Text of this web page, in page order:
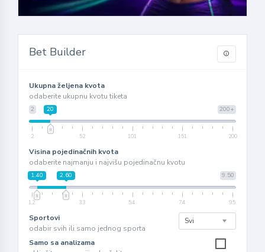
Bet Builder
Ukupna željena kvota
odaberite ukupnu kvotu tiketa
2 200+
20
2 52 101 151 200
Visina pojedinačnih kvota
odaberite najmanju i najvišu pojedinačnu kvotu
9.50
1.40 2.60
1.2 3.3 5.4 7.4 9.5
Sportovi
odabir svih ili samo jednog sporta
Samo sa analizama